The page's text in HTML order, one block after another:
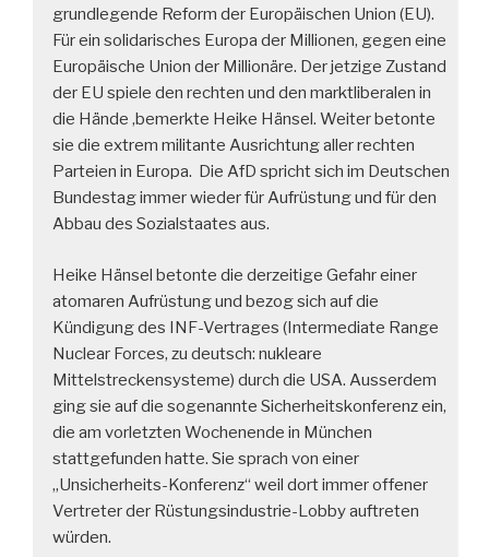
grundlegende Reform der Europäischen Union (EU).
Für ein solidarisches Europa der Millionen, gegen eine
Europäische Union der Millionäre. Der jetzige Zustand
der EU spiele den rechten und den marktliberalen in
die Hände ,bemerkte Heike Hänsel. Weiter betonte
sie die extrem militante Ausrichtung aller rechten
Parteien in Europa. Die AfD spricht sich im Deutschen
Bundestag immer wieder für Aufrüstung und für den
Abbau des Sozialstaates aus.
Heike Hänsel betonte die derzeitige Gefahr einer
atomaren Aufrüstung und bezog sich auf die
Kündigung des INF-Vertrages (Intermediate Range
Nuclear Forces, zu deutsch: nukleare
Mittelstreckensysteme) durch die USA. Ausserdem
ging sie auf die sogenannte Sicherheitskonferenz ein,
die am vorletzten Wochenende in München
stattgefunden hatte. Sie sprach von einer
„Unsicherheits-Konferenz“ weil dort immer offener
Vertreter der Rüstungsindustrie-Lobby auftreten
würden.